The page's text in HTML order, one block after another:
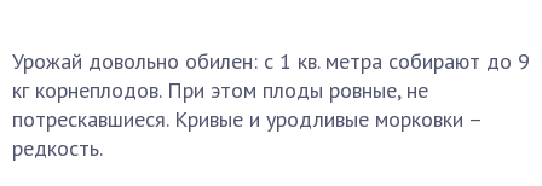
Урожай довольно обилен: с 1 кв. метра собирают до 9
кг корнеплодов. При этом плоды ровные, не
потрескавшиеся. Кривые и уродливые морковки –
редкость.